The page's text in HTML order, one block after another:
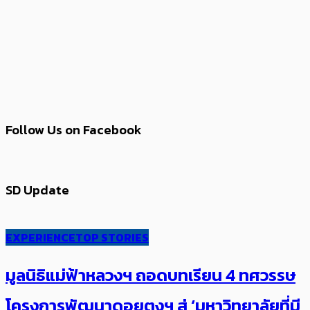
Follow Us on Facebook
SD Update
EXPERIENCETOP STORIES
มูลนิธิแม่ฟ้าหลวงฯ ถอดบทเรียน 4 ทศวรรษ